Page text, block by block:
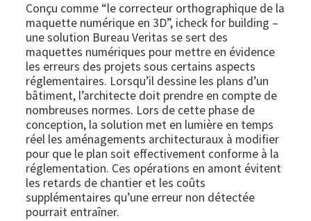
Conçu comme “le correcteur orthographique de la
maquette numérique en 3D”, icheck for building –
une solution Bureau Veritas se sert des
maquettes numériques pour mettre en évidence
les erreurs des projets sous certains aspects
réglementaires. Lorsqu’il dessine les plans d’un
bâtiment, l’architecte doit prendre en compte de
nombreuses normes. Lors de cette phase de
conception, la solution met en lumière en temps
réel les aménagements architecturaux à modifier
pour que le plan soit effectivement conforme à la
réglementation. Ces opérations en amont évitent
les retards de chantier et les coûts
supplémentaires qu’une erreur non détectée
pourrait entraîner.